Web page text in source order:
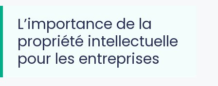
L’importance de la
propriété intellectuelle
pour les entreprises